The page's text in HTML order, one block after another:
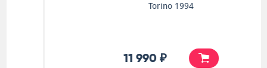
Torino 1994
11 990 ₽